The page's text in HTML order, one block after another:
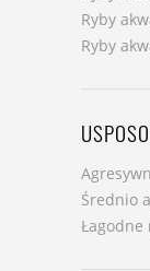
Ryby
Ryby
Średnio
Łagodne